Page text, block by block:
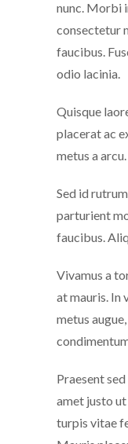
nunc. Morbi
consectetur
faucibus.
odio lacinia.
Quisque
placerat ac
metus a
Sed id
parturient
faucibus.
Vivamus a
at mauris. In
metus
Praesent
amet justo
turpis vitae